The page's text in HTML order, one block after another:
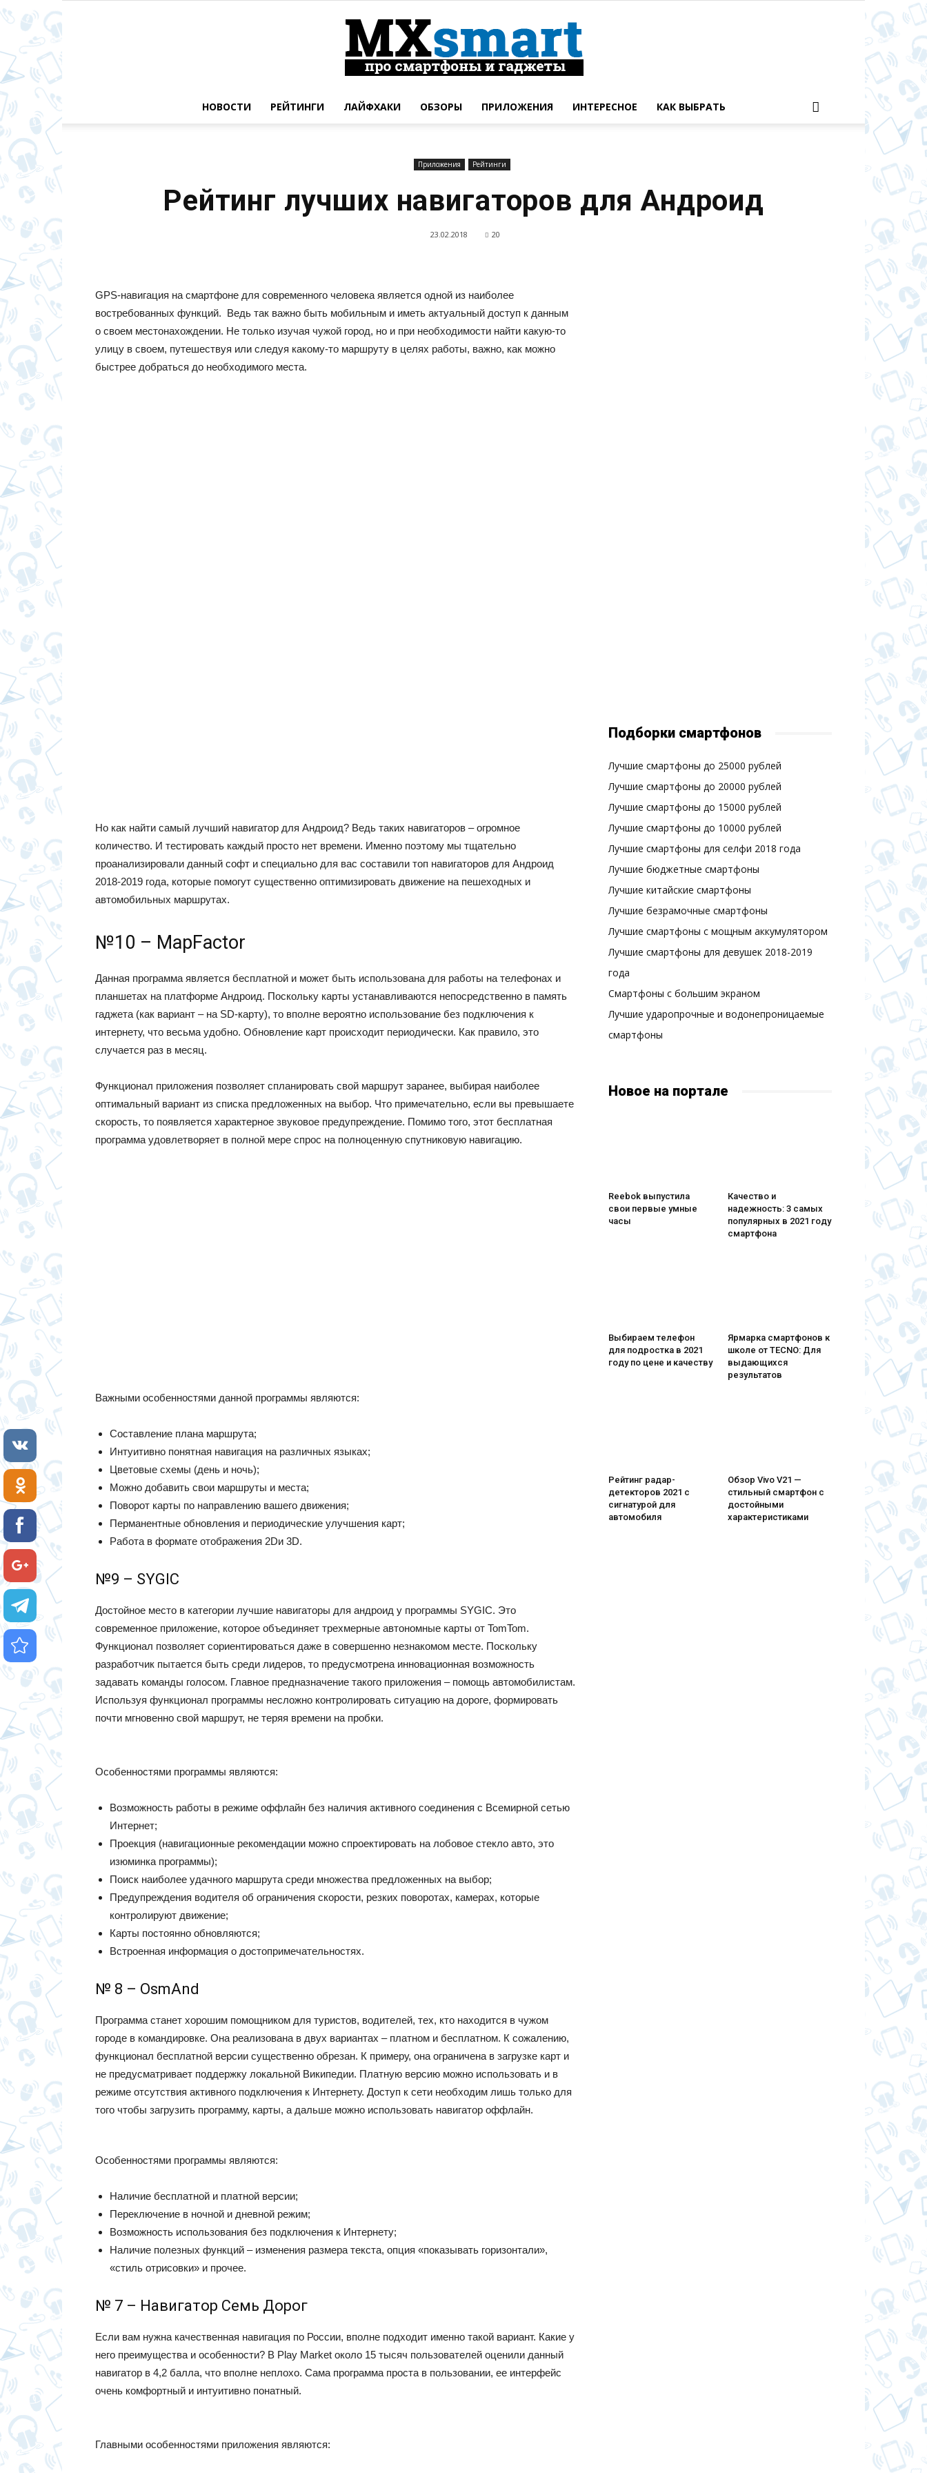
НОВОСТИ РЕЙТИНГИ ЛАЙФХАКИ ОБЗОРЫ ПРИЛОЖЕНИЯ ИНТЕРЕСНОЕ КАК ВЫБРАТЬ
Приложения Рейтинги
Рейтинг лучших навигаторов для Андроид
23.02.2018 20
GPS-навигация на смартфоне для современного человека является одной из наиболее
востребованных функций. Ведь так важно быть мобильным и иметь актуальный доступ к данным
о своем местонахождении. Не только изучая чужой город, но и при необходимости найти какую-то
улицу в своем, путешествуя или следуя какому-то маршруту в целях работы, важно, как можно
быстрее добраться до необходимого места.
Но как найти самый лучший навигатор для Андроид? Ведь таких навигаторов – огромное
количество. И тестировать каждый просто нет времени. Именно поэтому мы тщательно
проанализировали данный софт и специально для вас составили топ навигаторов для Андроид
2018-2019 года, которые помогут существенно оптимизировать движение на пешеходных и
автомобильных маршрутах.
№10 – MapFactor
Данная программа является бесплатной и может быть использована для работы на телефонах и
планшетах на платформе Андроид. Поскольку карты устанавливаются непосредственно в память
гаджета (как вариант – на SD-карту), то вполне вероятно использование без подключения к
интернету, что весьма удобно. Обновление карт происходит периодически. Как правило, это
случается раз в месяц.
Функционал приложения позволяет спланировать свой маршрут заранее, выбирая наиболее
оптимальный вариант из списка предложенных на выбор. Что примечательно, если вы превышаете
скорость, то появляется характерное звуковое предупреждение. Помимо того, этот бесплатная
программа удовлетворяет в полной мере спрос на полноценную спутниковую навигацию.
Важными особенностями данной программы являются:
Составление плана маршрута;
Интуитивно понятная навигация на различных языках;
Цветовые схемы (день и ночь);
Можно добавить свои маршруты и места;
Поворот карты по направлению вашего движения;
Перманентные обновления и периодические улучшения карт;
Работа в формате отображения 2Dи 3D.
№9 – SYGIC
Достойное место в категории лучшие навигаторы для андроид у программы SYGIC. Это
современное приложение, которое объединяет трехмерные автономные карты от TomTom.
Функционал позволяет сориентироваться даже в совершенно незнакомом месте. Поскольку
разработчик пытается быть среди лидеров, то предусмотрена инновационная возможность
задавать команды голосом. Главное предназначение такого приложения – помощь автомобилистам.
Используя функционал программы несложно контролировать ситуацию на дороге, формировать
почти мгновенно свой маршрут, не теряя времени на пробки.
Особенностями программы являются:
Возможность работы в режиме оффлайн без наличия активного соединения с Всемирной сетью
Интернет;
Проекция (навигационные рекомендации можно спроектировать на лобовое стекло авто, это
изюминка программы);
Поиск наиболее удачного маршрута среди множества предложенных на выбор;
Предупреждения водителя об ограничения скорости, резких поворотах, камерах, которые
контролируют движение;
Карты постоянно обновляются;
Встроенная информация о достопримечательностях.
№ 8 – OsmAnd
Программа станет хорошим помощником для туристов, водителей, тех, кто находится в чужом
городе в командировке. Она реализована в двух вариантах – платном и бесплатном. К сожалению,
функционал бесплатной версии существенно обрезан. К примеру, она ограничена в загрузке карт и
не предусматривает поддержку локальной Википедии. Платную версию можно использовать и в
режиме отсутствия активного подключения к Интернету. Доступ к сети необходим лишь только для
того чтобы загрузить программу, карты, а дальше можно использовать навигатор оффлайн.
Особенностями программы являются:
Наличие бесплатной и платной версии;
Переключение в ночной и дневной режим;
Возможность использования без подключения к Интернету;
Наличие полезных функций – изменения размера текста, опция «показывать горизонтали»,
«стиль отрисовки» и прочее.
№ 7 – Навигатор Семь Дорог
Если вам нужна качественная навигация по России, вполне подходит именно такой вариант. Какие у
него преимущества и особенности? В Play Market около 15 тысяч пользователей оценили данный
навигатор в 4,2 балла, что вполне неплохо. Сама программа проста в пользовании, ее интерфейс
очень комфортный и интуитивно понатный.
Главными особенностями приложения являются:
Подборки смартфонов
Лучшие смартфоны до 25000 рублей
Лучшие смартфоны до 20000 рублей
Лучшие смартфоны до 15000 рублей
Лучшие смартфоны до 10000 рублей
Лучшие смартфоны для селфи 2018 года
Лучшие бюджетные смартфоны
Лучшие китайские смартфоны
Лучшие безрамочные смартфоны
Лучшие смартфоны с мощным аккумулятором
Лучшие смартфоны для девушек 2018-2019
года
Смартфоны с большим экраном
Лучшие ударопрочные и водонепроницаемые
смартфоны
Новое на портале
Reebok выпустила
свои первые умные
часы
Качество и
надежность: 3 самых
популярных в 2021 году
смартфона
Выбираем телефон
для подростка в 2021
году по цене и качеству
Ярмарка смартфонов к
школе от TECNO: Для
выдающихся
результатов
Рейтинг радар-
детекторов 2021 с
сигнатурой для
автомобиля
Обзор Vivo V21 —
стильный смартфон с
достойными
характеристиками